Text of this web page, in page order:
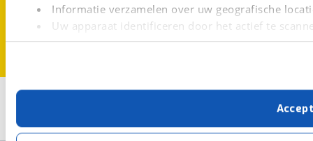
Informatie verzamelen over uw geografische
Uw apparaat identificeren door het actief te
Lees meer over hoe uw persoonlijke gegevens worden
Met cookies en vergelijkbare technieken zorgen we
cookies zorgen ervoor dat de website goed werkt.
verbeteren. We tonen je graag relevante advertenties
Ducati